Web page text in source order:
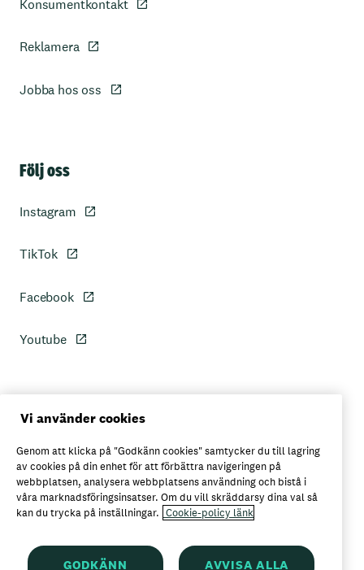
Konsumentkontakt
Reklamera
Jobba hos oss
Följ oss
Instagram
TikTok
Facebook
Youtube
Personuppgiftspolicy
Axfoods integritetspolicy
Här kan du köpa Garant
Vi använder cookies
Genom att klicka på "Godkänn cookies" samtycker du till lagring
av cookies på din enhet för att förbättra navigeringen på
webbplatsen, analysera webbplatsens användning och bistå i
våra marknadsföringsinsatser. Om du vill skräddarsy dina val så
kan du trycka på inställningar. Cookie-policy länk
GODKÄNN AVVISA ALLA